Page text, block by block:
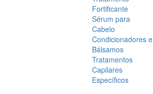
Fortificante
Sérum para
Cabelo
Condicionadores e
Bálsamos
Tratamentos
Capilares
Específicos